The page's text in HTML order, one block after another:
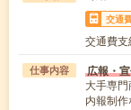
交通
交通費支
仕事内容 広報・
大手専
内報制